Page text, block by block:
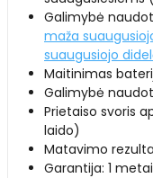
Galimybė
maža
suaugusiojo
Maitinimas
Galimybė
Prietaiso svoris
laido)
Matavimo
Garantija: 1 metai